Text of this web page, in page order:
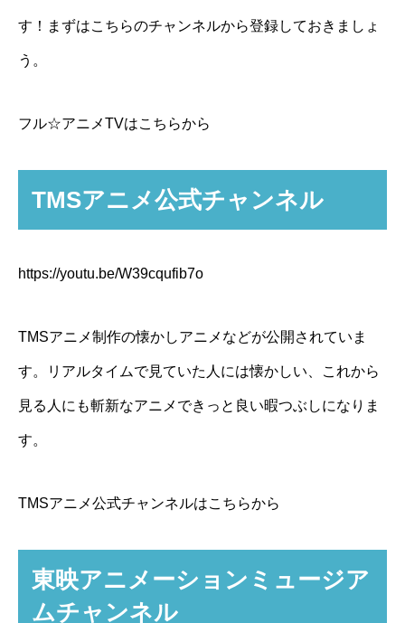
す！まずはこちらのチャンネルから登録しておきましょ
う。
フル☆アニメTVはこちらから
TMSアニメ公式チャンネル
https://youtu.be/W39cqufib7o
TMSアニメ制作の懐かしアニメなどが公開されていま
す。リアルタイムで見ていた人には懐かしい、これから
見る人にも斬新なアニメできっと良い暇つぶしになりま
す。
TMSアニメ公式チャンネルはこちらから
東映アニメーションミュージア
ムチャンネル